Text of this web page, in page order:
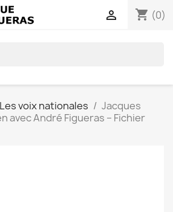
shopping_cart (0)

Les voix nationales
Jacques
avec André Figueras – Fichier